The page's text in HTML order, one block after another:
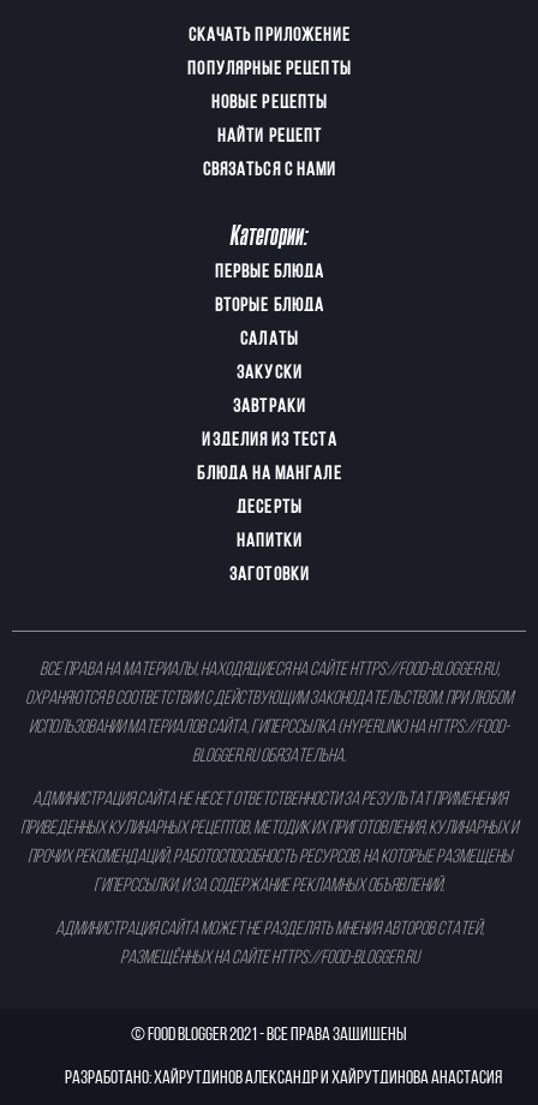
СКАЧАТЬ ПРИЛОЖЕНИЕ
ПОПУЛЯРНЫЕ РЕЦЕПТЫ
НОВЫЕ РЕЦЕПТЫ
НАЙТИ РЕЦЕПТ
СВЯЗАТЬСЯ С НАМИ
Категории:
ПЕРВЫЕ БЛЮДА
ВТОРЫЕ БЛЮДА
САЛАТЫ
ЗАКУСКИ
ЗАВТРАКИ
ИЗДЕЛИЯ ИЗ ТЕСТА
БЛЮДА НА МАНГАЛЕ
ДЕСЕРТЫ
НАПИТКИ
ЗАГОТОВКИ
Все права на материалы, находящиеся на сайтеhttps://food-blogger.ru,
охраняются в соответствии с действующим законодательством. При любом
использовании материалов сайта, гиперссылка (hyperlink) наhttps://food-
blogger.ruобязательна.
Администрация сайта не несет ответственности за результат применения
приведенных кулинарных рецептов, методик их приготовления, кулинарных и
прочих рекомендаций, работоспособность ресурсов, на которые размещены
гиперссылки, и за содержание рекламных объявлений.
Администрация сайта может не разделять мнения авторов статей,
размещённых на сайтеhttps://food-blogger.ru
©Food Blogger2021 - ВСЕ ПРАВА ЗАЩИЩЕНЫ
Разработано: Хайрутдинов Александр и Хайрутдинова Анастасия